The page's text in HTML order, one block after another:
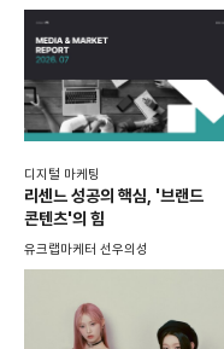
디지털 마케팅
리센느 성공의 핵심, '브랜드
콘텐츠'의 힘
유크랩마케터 선우의성